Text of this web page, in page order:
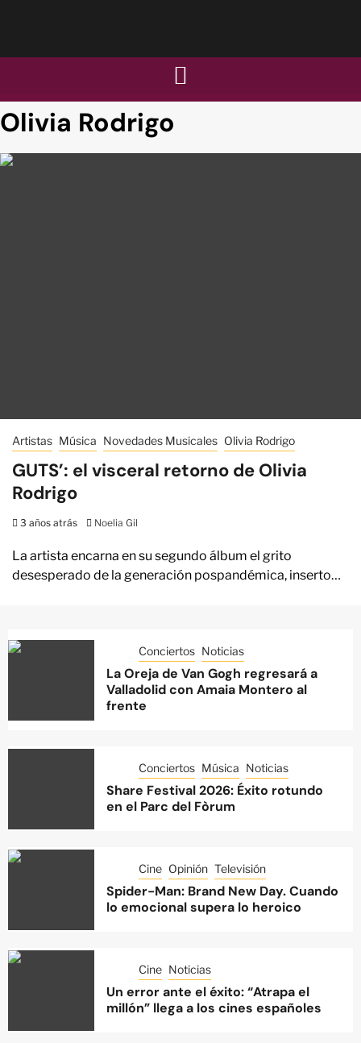
Olivia Rodrigo
Artistas Música Novedades Musicales Olivia Rodrigo
GUTS’: el visceral retorno de Olivia
Rodrigo
3 años atrás Noelia Gil
La artista encarna en su segundo álbum el grito
desesperado de la generación pospandémica, inserto…
Conciertos Noticias
La Oreja de Van Gogh regresará a
Valladolid con Amaia Montero al
frente
Conciertos Música Noticias
Share Festival 2026: Éxito rotundo
en el Parc del Fòrum
Cine Opinión Televisión
Spider-Man: Brand New Day. Cuando
lo emocional supera lo heroico
Cine Noticias
Un error ante el éxito: “Atrapa el
millón” llega a los cines españoles